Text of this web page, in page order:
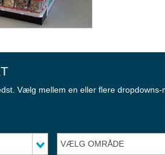
Vælg mellem en eller flere
VÆLG OMRÅDE